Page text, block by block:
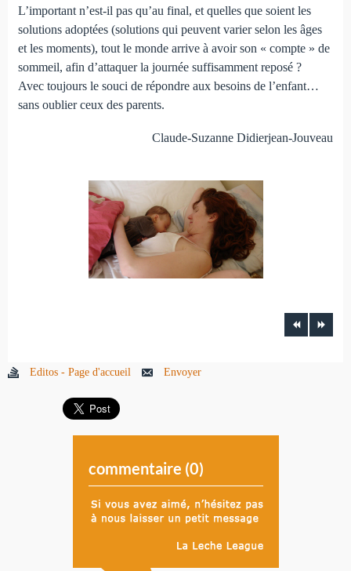
L’important n’est-il pas qu’au final, et quelles que soient les
solutions adoptées (solutions qui peuvent varier selon les âges
et les moments), tout le monde arrive à avoir son « compte » de
sommeil, afin d’attaquer la journée suffisamment reposé ?
Avec toujours le souci de répondre aux besoins de l’enfant…
sans oublier ceux des parents.
Claude-Suzanne Didierjean-Jouveau
Editos - Page d'accueil Envoyer
commentaire (0)